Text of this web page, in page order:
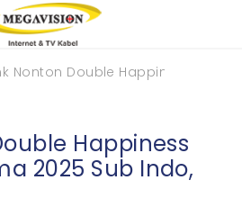
Nonton Double Happiness
Happiness
2025 Sub Indo,